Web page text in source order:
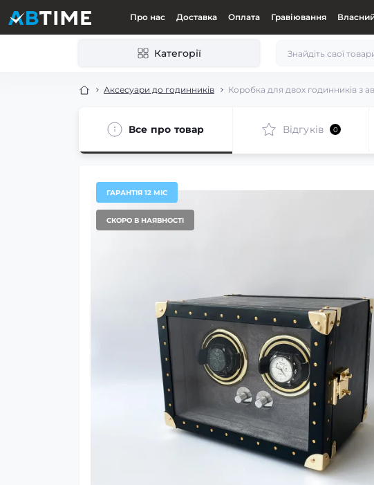
Про нас Доставка Оплата Гравіювання
Категорії
Аксесуари до годинників Коробка для двох годинників з
Все про товар Відгуків 0
ГАРАНТІЯ 12 МІС
СКОРО В НАЯВНОСТІ